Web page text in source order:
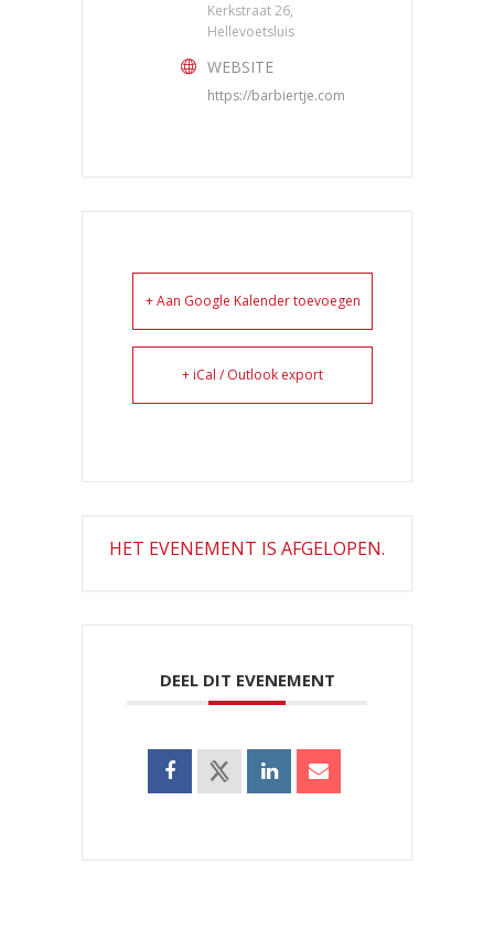
Kerkstraat 26,
Hellevoetsluis
WEBSITE
https://barbiertje.com
+ Aan Google Kalender toevoegen
+ iCal / Outlook export
HET EVENEMENT IS AFGELOPEN.
DEEL DIT EVENEMENT